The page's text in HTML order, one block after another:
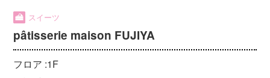
スイーツ
pâtisserie maison FUJIYA
フロア :1F